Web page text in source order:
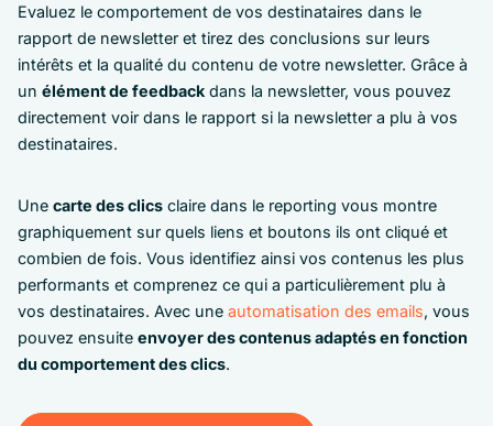
Evaluez le comportement de vos destinataires dans le
rapport de newsletter et tirez des conclusions sur leurs
intérêts et la qualité du contenu de votre newsletter. Grâce à
un élément de feedback dans la newsletter, vous pouvez
directement voir dans le rapport si la newsletter a plu à vos
destinataires.
Une carte des clics claire dans le reporting vous montre
graphiquement sur quels liens et boutons ils ont cliqué et
combien de fois. Vous identifiez ainsi vos contenus les plus
performants et comprenez ce qui a particulièrement plu à
vos destinataires. Avec une automatisation des emails, vous
pouvez ensuite envoyer des contenus adaptés en fonction
du comportement des clics.